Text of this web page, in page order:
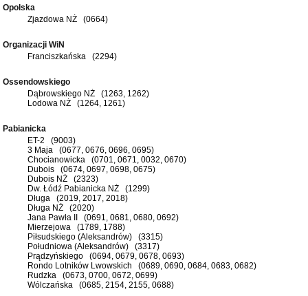
Opolska
Zjazdowa NŻ (0664)
Organizacji WiN
Franciszkańska (2294)
Ossendowskiego
Dąbrowskiego NŻ (1263, 1262)
Lodowa NŻ (1264, 1261)
Pabianicka
ET-2 (9003)
3 Maja (0677, 0676, 0696, 0695)
Chocianowicka (0701, 0671, 0032, 0670)
Dubois (0674, 0697, 0698, 0675)
Dubois NŻ (2323)
Dw. Łódź Pabianicka NŻ (1299)
Długa (2019, 2017, 2018)
Długa NŻ (2020)
Jana Pawła II (0691, 0681, 0680, 0692)
Mierzejowa (1789, 1788)
Piłsudskiego (Aleksandrów) (3315)
Południowa (Aleksandrów) (3317)
Prądzyńskiego (0694, 0679, 0678, 0693)
Rondo Lotników Lwowskich (0689, 0690, 0684, 0683, 0682)
Rudzka (0673, 0700, 0672, 0699)
Wólczańska (0685, 2154, 2155, 0688)